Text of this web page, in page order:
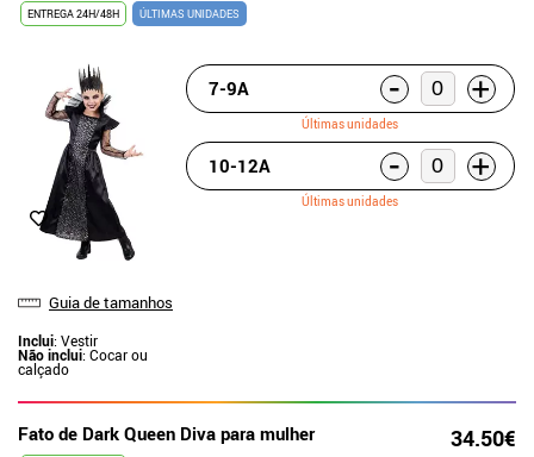
ENTREGA 24H/48H ÚLTIMAS UNIDADES
Guia de tamanhos
Inclui: Vestir
Não inclui: Cocar ou
calçado
7-9A - +
Últimas unidades
10-12A - +
Últimas unidades
Fato de Dark Queen Diva para mulher 34.50€